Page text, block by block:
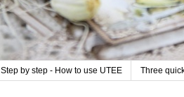
Step by step - How to use UTEE Three